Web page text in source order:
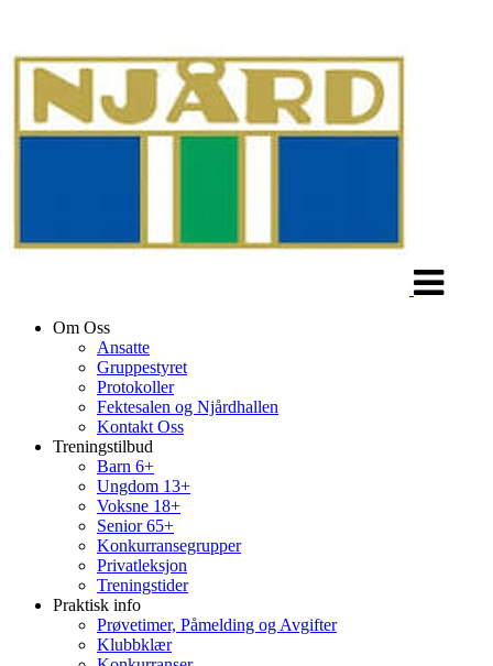
Om Oss
Ansatte
Gruppestyret
Protokoller
Fektesalen og Njårdhallen
Kontakt Oss
Treningstilbud
Barn 6+
Ungdom 13+
Voksne 18+
Senior 65+
Konkurransegrupper
Privatleksjon
Treningstider
Praktisk info
Prøvetimer, Påmelding og Avgifter
Klubbklær